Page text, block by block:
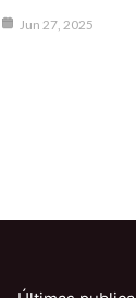
Jun 27, 2025